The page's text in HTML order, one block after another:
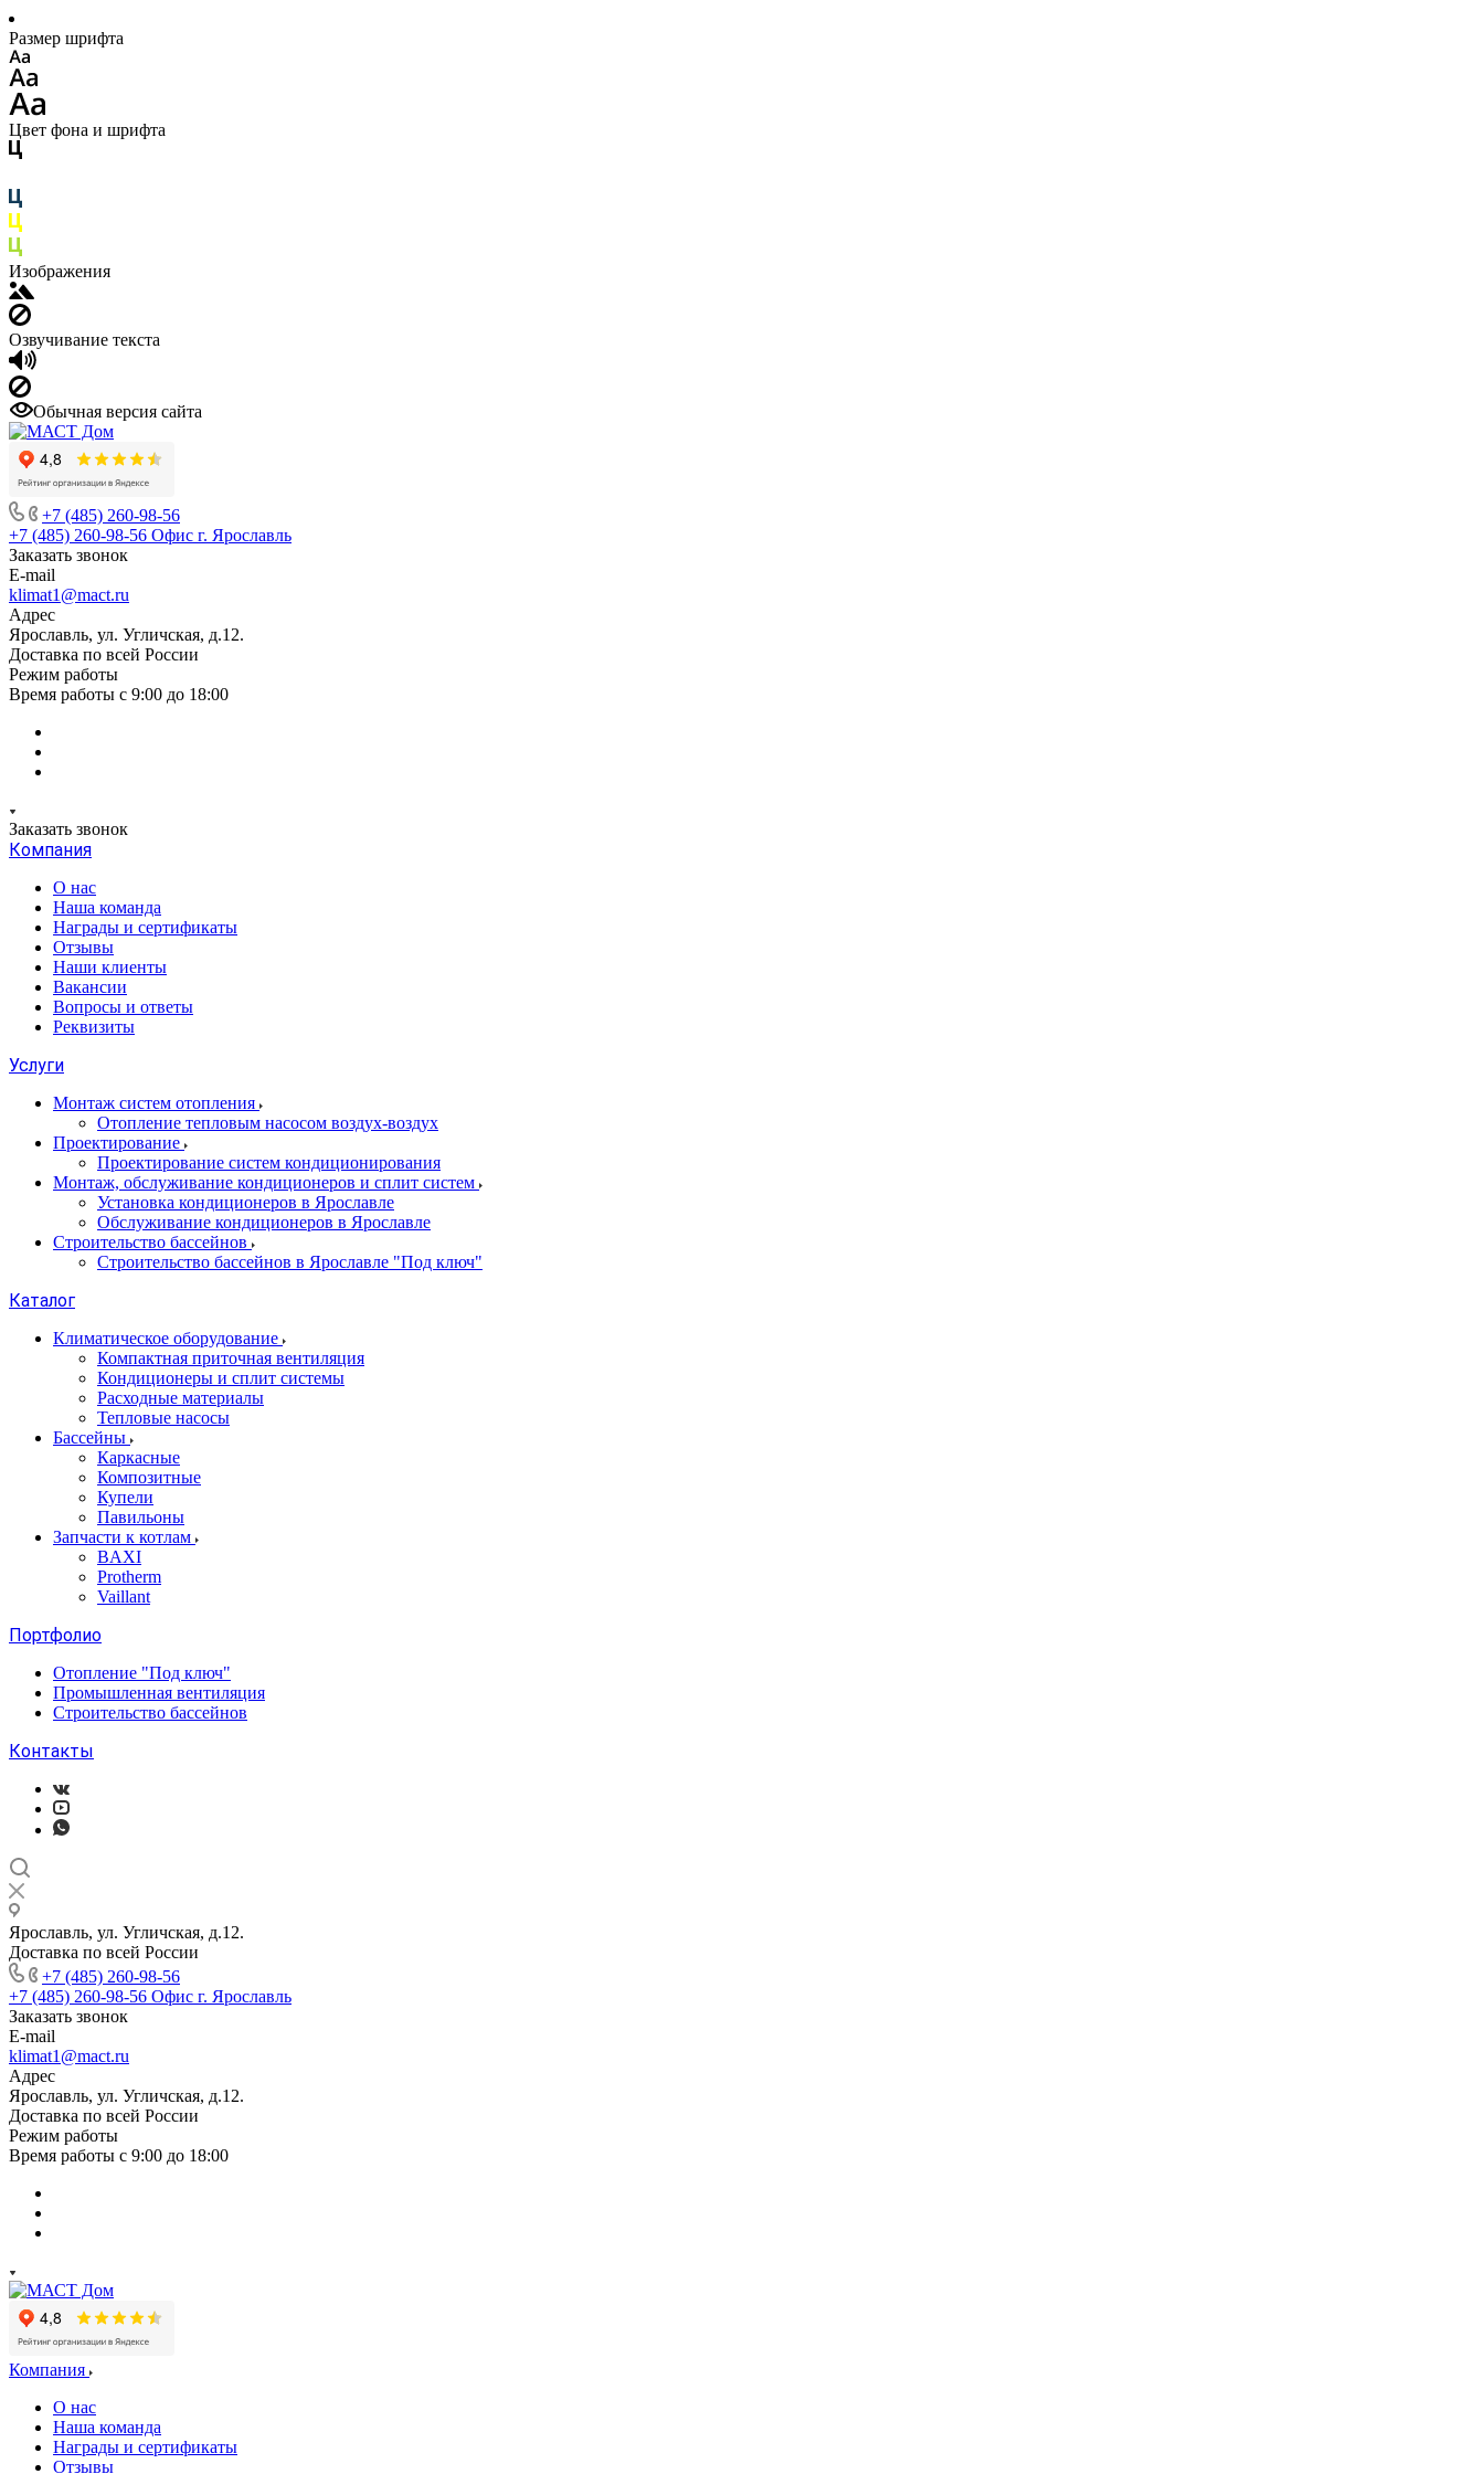
Размер шрифта
Цвет фона и шрифта
Изображения
Озвучивание текста
Обычная версия сайта
+7 (485) 260-98-56
+7 (485) 260-98-56 Офис г. Ярославль
Заказать звонок
E-mail
klimat1@mact.ru
Адрес
Ярославль, ул. Угличская, д.12.
Доставка по всей России
Режим работы
Время работы с 9:00 до 18:00
Заказать звонок
Компания
О нас
Наша команда
Награды и сертификаты
Отзывы
Наши клиенты
Вакансии
Вопросы и ответы
Реквизиты
Услуги
Монтаж систем отопления
Отопление тепловым насосом воздух-воздух
Проектирование
Проектирование систем кондиционирования
Монтаж, обслуживание кондиционеров и сплит систем
Установка кондиционеров в Ярославле
Обслуживание кондиционеров в Ярославле
Строительство бассейнов
Строительство бассейнов в Ярославле "Под ключ"
Каталог
Климатическое оборудование
Компактная приточная вентиляция
Кондиционеры и сплит системы
Расходные материалы
Тепловые насосы
Бассейны
Каркасные
Композитные
Купели
Павильоны
Запчасти к котлам
BAXI
Protherm
Vaillant
Портфолио
Отопление "Под ключ"
Промышленная вентиляция
Строительство бассейнов
Контакты
Ярославль, ул. Угличская, д.12.
Доставка по всей России
+7 (485) 260-98-56
+7 (485) 260-98-56 Офис г. Ярославль
Заказать звонок
E-mail
klimat1@mact.ru
Адрес
Ярославль, ул. Угличская, д.12.
Доставка по всей России
Режим работы
Время работы с 9:00 до 18:00
Компания
О нас
Наша команда
Награды и сертификаты
Отзывы